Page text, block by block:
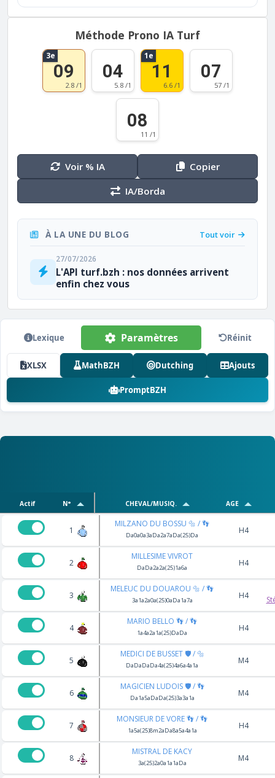
Méthode Prono IA Turf
3e
09
2.8 /1
04
5.8 /1
1e
11
6.6 /1
07
57 /1
08
11 /1
Voir % IA
Copier
IA/Borda
À LA UNE DU BLOG Tout voir
27/07/2026
L'API turf.bzh : nos données arrivent
enfin chez vous
Lexique Paramètres Réinit
XLSX MathBZH Dutching Ajouts
PromptBZH
Actif N° CHEVAL/MUSIQ. AGE
1
MILZANO DU BOSSU 🔩 / 👣
Da0a0a3aDa2a7aDa(25)Da H4
2
MILLESIME VIVROT
DaDa2a2a(25)1a6a H4
3
MELEUC DU DOUAROU 🔩 / 👣
3a1a2a0a(25)0aDa1a7a H4
4
MARIO BELLO 👣 / 👣
1a4a2a1a(25)DaDa H4
5
MEDICI DE BUSSET 🛡️ / 🔩
DaDaDaDa4a(25)4a6a4a1a M4
6
MAGICIEN LUDOIS 🛡️ / 👣
Da1a5aDaDa(25)3a3a1a M4
7
MONSIEUR DE VORE 👣 / 👣
1a5a(25)8m2aDa8a5a4a1a H4
8
MISTRAL DE KACY
3a(25)2a0a1a1aDa M4